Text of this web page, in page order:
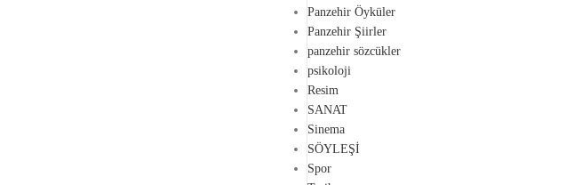
Panzehir Öyküler
Panzehir Şiirler
panzehir sözcükler
psikoloji
Resim
SANAT
Sinema
SÖYLEŞİ
Spor